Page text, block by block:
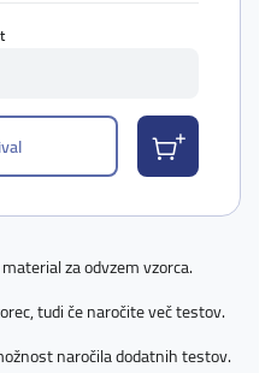
za odvzem vzorca.
tudi če naročite več testov.
naročila dodatnih testov.